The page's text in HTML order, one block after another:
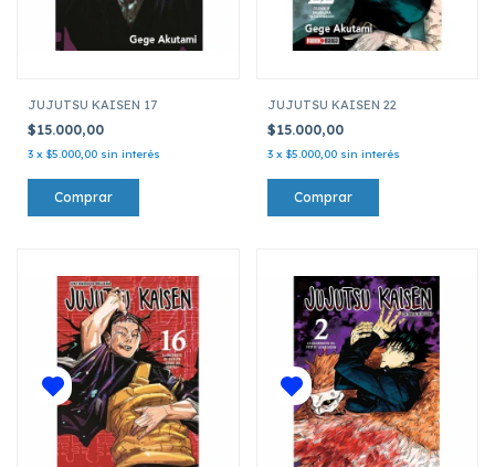
JUJUTSU KAISEN 17
$15.000,00
3 x $5.000,00 sin interés
JUJUTSU KAISEN 22
$15.000,00
3 x $5.000,00 sin interés